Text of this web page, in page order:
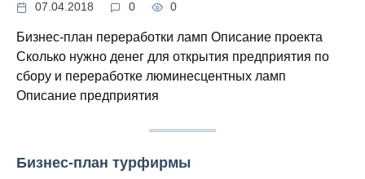
07.04.2018 0 0
Бизнес-план переработки ламп Описание проекта
Сколько нужно денег для открытия предприятия по
сбору и переработке люминесцентных ламп
Описание предприятия
Бизнес-план турфирмы